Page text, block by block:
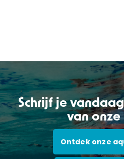
Schrijf je
van onze
Ontdek onze